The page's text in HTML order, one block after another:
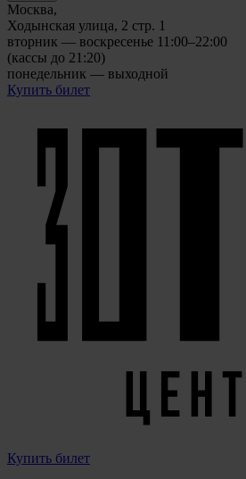
Москва,
Ходынская улица, 2 стр. 1
вторник — воскресенье 11:00–22:00
(кассы до 21:20)
понедельник — выходной
Купить билет
Купить билет